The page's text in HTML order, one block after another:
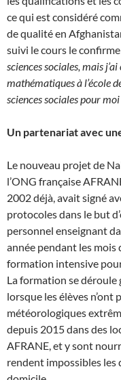
ce qui est considéré
de qualité en
suivi le cours le confirme
sciences sociales, mais
mathématiques à l’école
sciences sociales pour moi
Un partenariat avec
Le nouveau projet de
l’ONG française
2002 déjà, avait signé
protocoles dans le but
personnel enseignant
année pendant les mois
formation intensive
La formation se déroule
lorsque les élèves n’ont
météorologiques
depuis 2015 dans des
AFRANE, et y sont
rendent impossibles